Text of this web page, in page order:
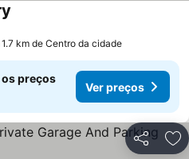
km de Centro da cidade
os preços
Ver preços
Partilhar